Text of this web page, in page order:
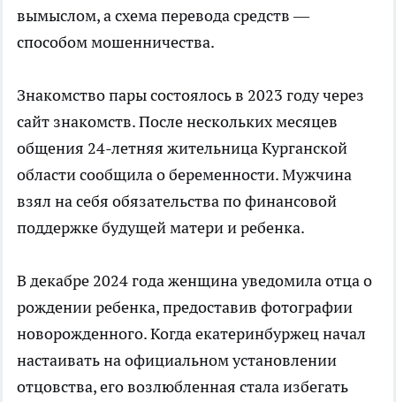
вымыслом, а схема перевода средств —
способом мошенничества.
Знакомство пары состоялось в 2023 году через
сайт знакомств. После нескольких месяцев
общения 24-летняя жительница Курганской
области сообщила о беременности. Мужчина
взял на себя обязательства по финансовой
поддержке будущей матери и ребенка.
В декабре 2024 года женщина уведомила отца о
рождении ребенка, предоставив фотографии
новорожденного. Когда екатеринбуржец начал
настаивать на официальном установлении
отцовства, его возлюбленная стала избегать